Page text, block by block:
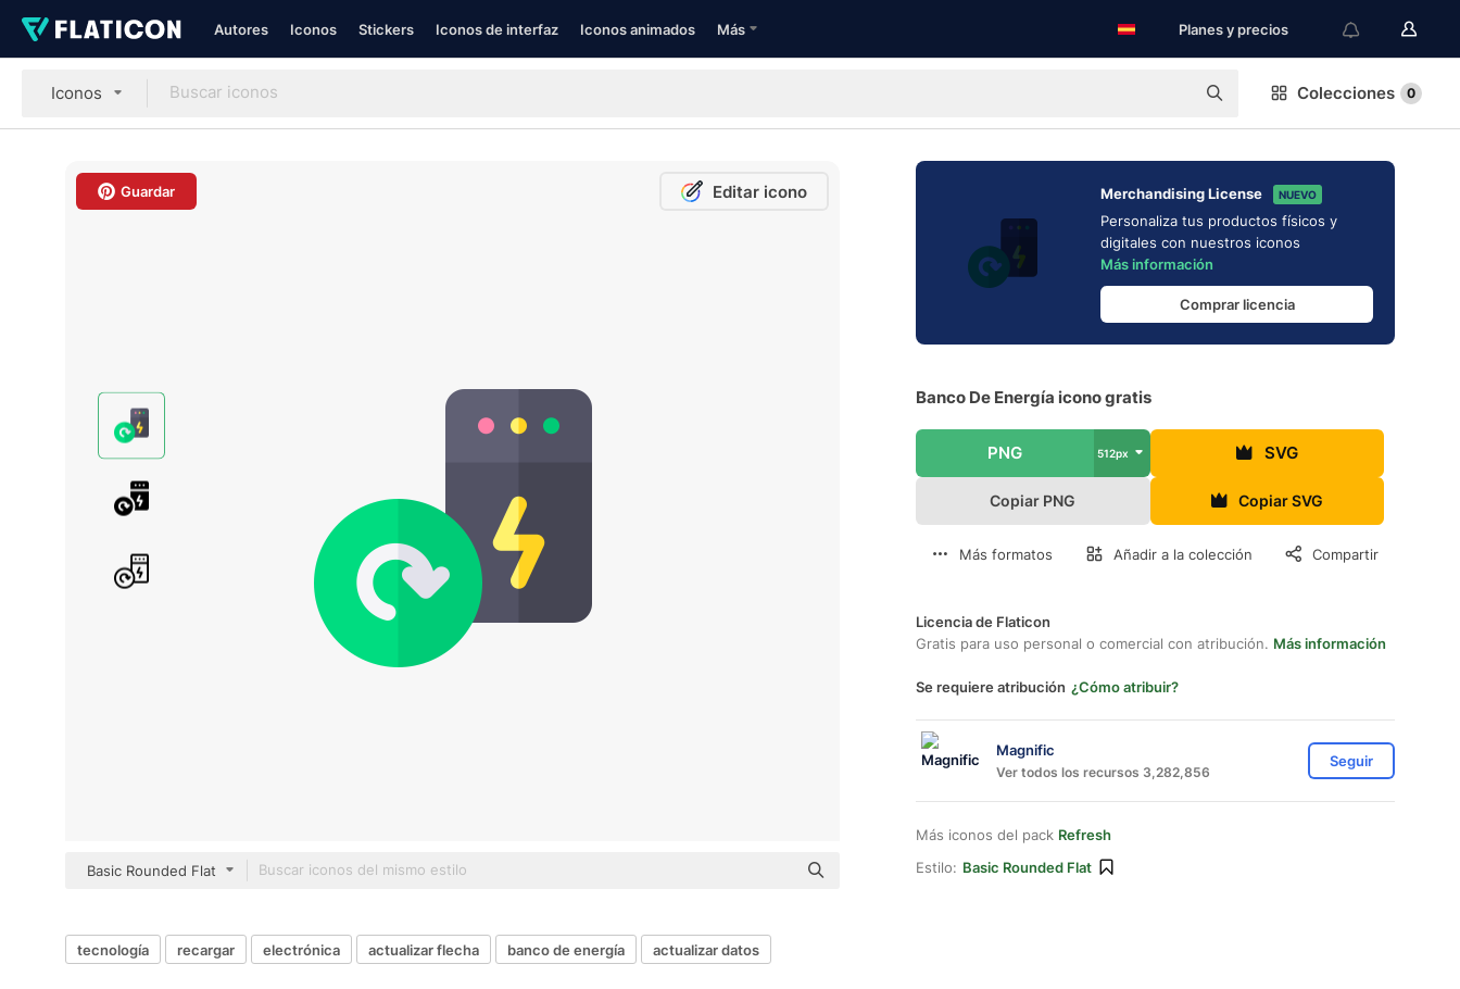
Autores Iconos Stickers Iconos de interfaz Iconos animados Más Planes y precios
Iconos Colecciones 0
Guardar Editar icono
Basic Rounded Flat
Merchandising License NUEVO
Personaliza tus productos físicos y
digitales con nuestros iconos
Más información
Comprar licencia
Banco De Energía icono gratis
PNG 512px SVG
Copiar PNG Copiar SVG
Más formatos Añadir a la colección Compartir
Licencia de Flaticon
Gratis para uso personal o comercial con atribución. Más información
Se requiere atribución ¿Cómo atribuir?
Magnific
Ver todos los recursos 3,282,856
Seguir
Más iconos del pack Refresh
Estilo: Basic Rounded Flat
tecnología recargar electrónica actualizar flecha banco de energía actualizar datos